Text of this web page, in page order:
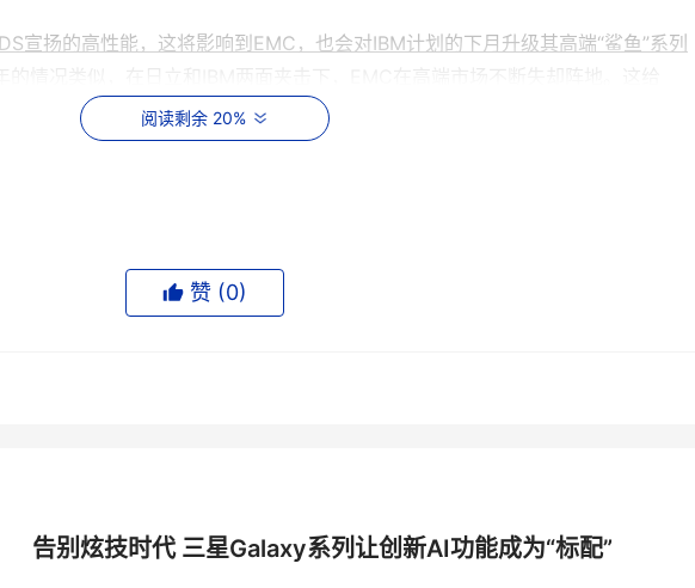
宣扬的高性能，这将影响到EMC，也会对IBM计划的下月升级其高端“鲨鱼”系列
的日子（注：Hopkinton为EMC公司总部所在城市），大幅亏损，市场份额大幅
恢复元气（请参考《IBM日立挟强势联盟 挑战EMC存储阵营
，认为“闪电”（指Lighting系列）不会击倒EMC两次。高盛公司的Laura
，卧榻之侧岂容他人酣眠，不会让日立像2000年那样轻易地为其Lighting产品
为实在，其营收对高端产品依赖较小，更多的营收是靠中端硬件、NAS和软件来
亦成功地推出分级化存储的概念。
阅读剩余 20%
赞 (0)
告别炫技时代 三星Galaxy系列让创新AI功能成为“标配”